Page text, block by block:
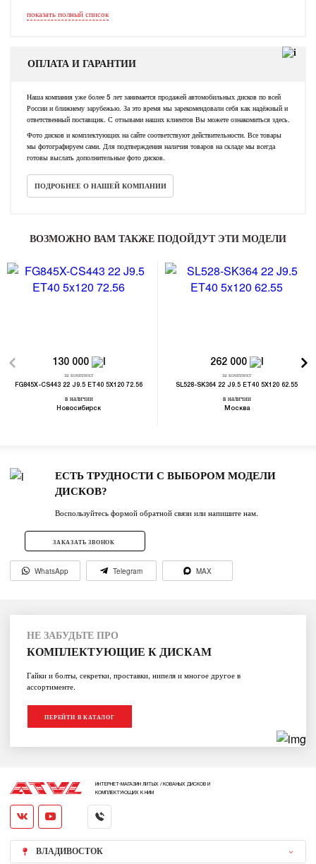
показать полный список
ОПЛАТА И ГАРАНТИИ
Наша компания уже более 5 лет занимается продажей автомобильных дисков по всей
России и ближнему зарубежью. За это время мы зарекомендовали себя как надёжный и
ответственный поставщик. С отзывами наших клиентов Вы можете ознакомиться здесь.
Фото дисков и комплектующих на сайте соответствуют действительности. Все товары
мы фотографируем сами. Для подтверждения наличия товаров на складе мы всегда
готовы выслать дополнительные фото дисков.
ПОДРОБНЕЕ О НАШЕЙ КОМПАНИИ
ВОЗМОЖНО ВАМ ТАКЖЕ ПОДОЙДУТ ЭТИ МОДЕЛИ
130 000
за комплект
FG845X-CS443 22 J9.5 ET40 5X120 72.56
в наличии
Новосибирск
262 000
за комплект
SL528-SK364 22 J9.5 ET40 5X120 62.55
в наличии
Москва
ЕСТЬ ТРУДНОСТИ С ВЫБОРОМ МОДЕЛИ
ДИСКОВ?
Воспользуйтесь формой обратной связи или напишите нам.
ЗАКАЗАТЬ ЗВОНОК
WhatsApp Telegram MAX
НЕ ЗАБУДЬТЕ ПРО
КОМПЛЕКТУЮЩИЕ К ДИСКАМ
Гайки и болты, секретки, проставки, нипеля и многое другое в
ассортименте.
ПЕРЕЙТИ В КАТАЛОГ
ИНТЕРНЕТ-МАГАЗИН ЛИТЫХ / КОВАНЫХ ДИСКОВ И
КОМПЛЕКТУЮЩИХ К НИМ
ВЛАДИВОСТОК